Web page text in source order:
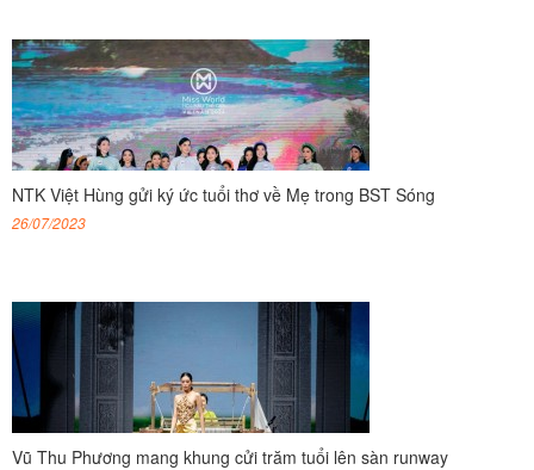
NTK Việt Hùng gửi ký ức tuổi thơ về Mẹ trong BST Sóng
26/07/2023
Vũ Thu Phương mang khung cửi trăm tuổi lên sàn runway